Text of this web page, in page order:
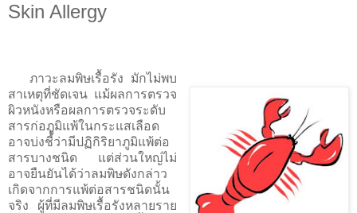
Skin Allergy
ภาวะลมพิษเรื้อรัง มักไม่พบ
สาเหตุที่ชัดเจน แม้ผลการตรวจ
ผิวหนังหรือผลการตรวจระดับ
สารก่อภูมิแพ้ในกระแสเลือด
อาจบ่งชี้้ว่ามีปฏิกิริยาภูมิแพ้ต่อ
สารบางชนิด แต่ส่วนใหญ่ไม่
อาจยืนยันได้ว่าลมพิษดังกล่าว
เกิดจากการแพ้ต่อสารชนิดนั้น
จริง ผู้ที่มีลมพิษเรื้อรังหลายราย